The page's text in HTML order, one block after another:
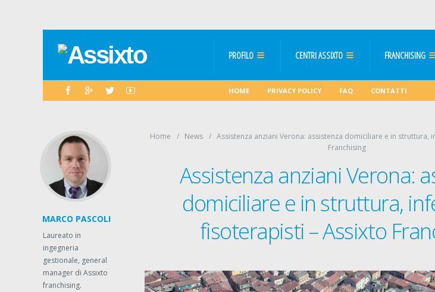
PROFILO CENTRI ASSIXTO FRANCHISING
HOME PRIVACY POLICY FAQ CONTATTI
Home News
Assistenza anziani Verona: assistenza domiciliare e in struttura,
Franchising
Assistenza anziani Verona:
domiciliare e in struttura,
fisoterapisti – Assixto
MARCO PASCOLI
Laureato in
ingegneria
gestionale, general
manager di Assixto
franchising.